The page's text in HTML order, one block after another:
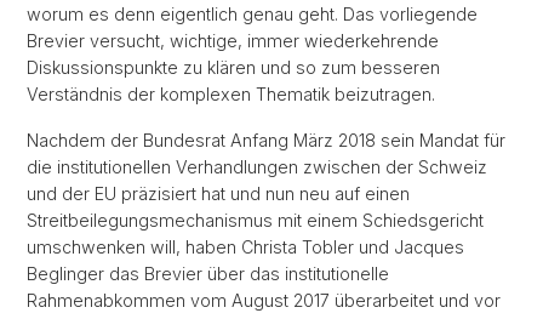
worum es denn eigentlich genau geht. Das vorliegende
Brevier versucht, wichtige, immer wiederkehrende
Diskussionspunkte zu klären und so zum besseren
Verständnis der komplexen Thematik beizutragen.
Nachdem der Bundesrat Anfang März 2018 sein Mandat für
die institutionellen Verhandlungen zwischen der Schweiz
und der EU präzisiert hat und nun neu auf einen
Streitbeilegungsmechanismus mit einem Schiedsgericht
umschwenken will, haben Christa Tobler und Jacques
Beglinger das Brevier über das institutionelle
Rahmenabkommen vom August 2017 überarbeitet und vor